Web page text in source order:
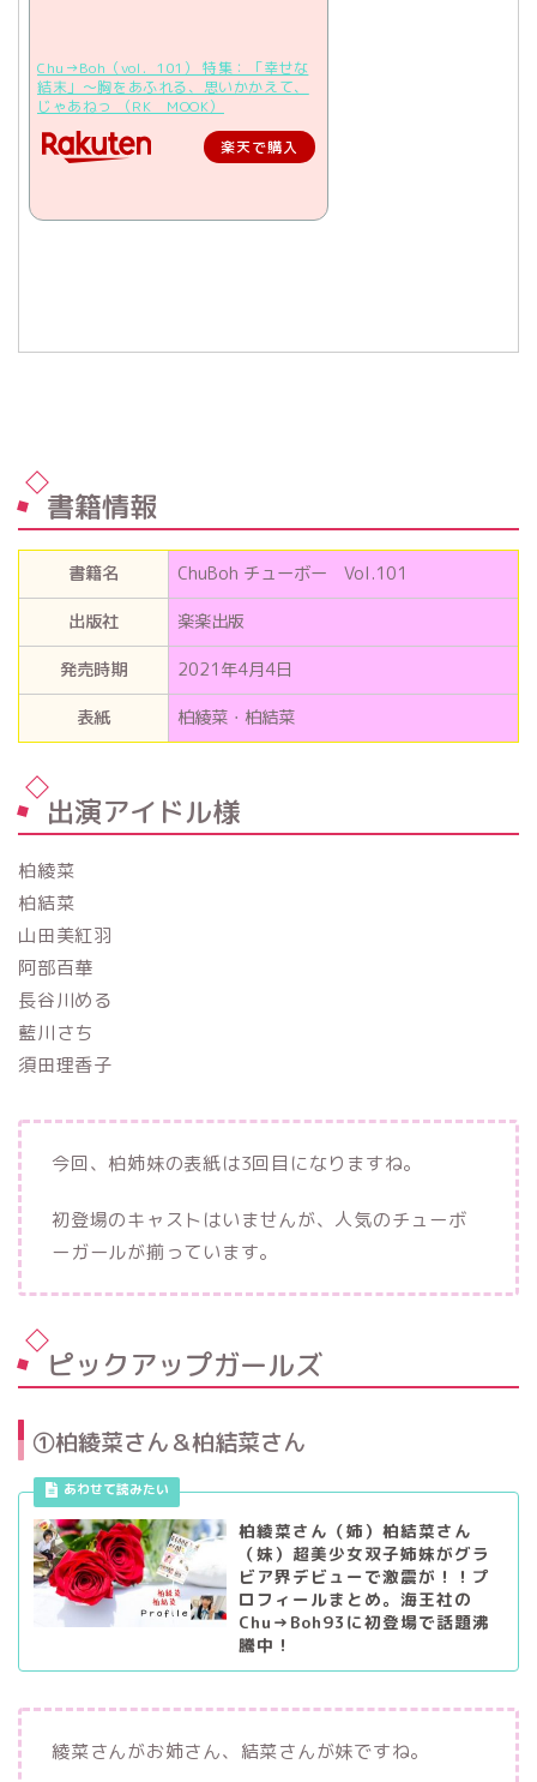
Chu→Boh（vol．101） 特集：「幸せな
結末」～胸をあふれる、思いかかえて、
じゃあねっ （RK MOOK）
楽天で購入
書籍情報
書籍名
ChuBoh チューボー Vol.101
出版社
楽楽出版
発売時期
2021年4月4日
表紙
柏綾菜・柏結菜
出演アイドル様
柏綾菜
柏結菜
山田美紅羽
阿部百華
長谷川める
藍川さち
須田理香子
今回、柏姉妹の表紙は3回目になりますね。
初登場のキャストはいませんが、人気のチューボ
ーガールが揃っています。
ピックアップガールズ
①柏綾菜さん＆柏結菜さん
柏綾菜さん（姉）柏結菜さん
（妹）超美少女双子姉妹がグラ
ビア界デビューで激震が！！プ
ロフィールまとめ。海王社の
Chu→Boh93に初登場で話題沸
騰中！
綾菜さんがお姉さん、結菜さんが妹ですね。